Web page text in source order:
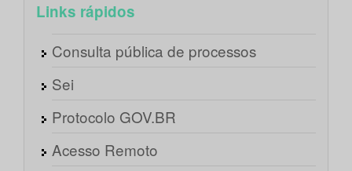
Links rápidos
Consulta pública de processos
Sei
Protocolo GOV.BR
Acesso Remoto